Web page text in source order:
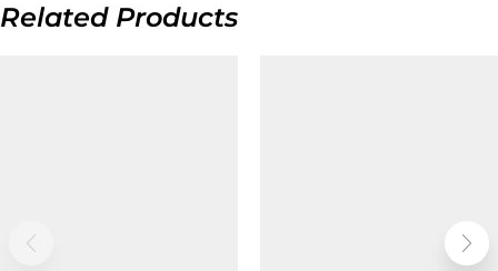
Related Products